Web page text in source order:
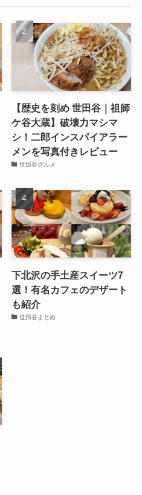
【歴史を刻め 世田谷｜祖師
ケ谷大蔵】破壊力マシマ
シ！二郎インスパイアラー
メンを写真付きレビュー
世田谷グルメ
下北沢の手土産スイーツ7
選！有名カフェのデザート
も紹介
世田谷まとめ